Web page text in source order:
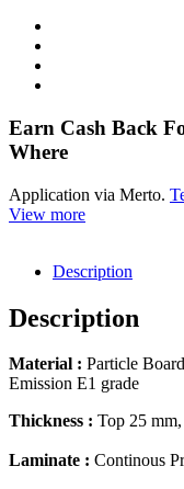
Earn Cash Back
Where
Application via Merto.
View more
Description
Description
Material : Particle
Emission E1 grade
Thickness : Top 25
Laminate : Continous